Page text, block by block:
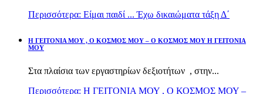
Περισσότερα: Είμαι παιδί ... Έχω δικαιώματα τάξη Δ΄
Η ΓΕΙΤΟΝΙΑ ΜΟΥ , Ο ΚΟΣΜΟΣ ΜΟΥ – Ο ΚΟΣΜΟΣ ΜΟΥ Η ΓΕΙΤΟΝΙΑ
ΜΟΥ
Στα πλαίσια των εργαστηρίων δεξιοτήτων , στην...
Περισσότερα: Η ΓΕΙΤΟΝΙΑ ΜΟΥ , Ο ΚΟΣΜΟΣ ΜΟΥ –